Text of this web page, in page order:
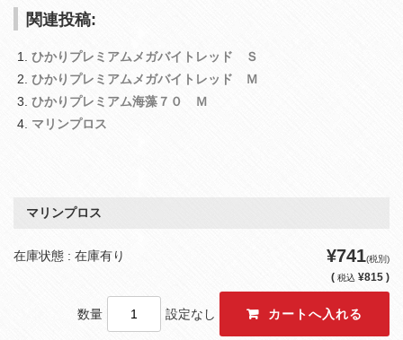
関連投稿:
ひかりプレミアムメガバイトレッド Ｓ
ひかりプレミアムメガバイトレッド Ｍ
ひかりプレミアム海藻７０ Ｍ
マリンプロス
マリンプロス
在庫状態 : 在庫有り ¥741(税別)
( 税込 ¥815 )
数量 設定なし